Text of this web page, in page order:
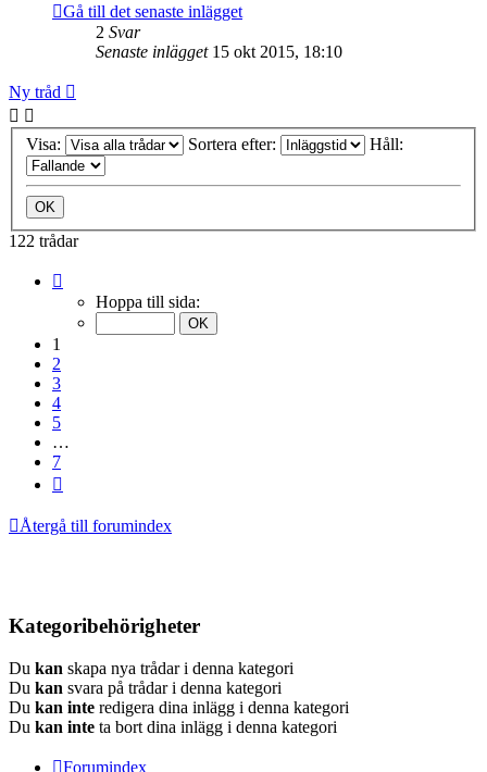
Gå till det senaste inlägget
2 Svar
Senaste inlägget 15 okt 2015, 18:10
Ny tråd
Visa: Sortera efter: Håll:
122 trådar
Hoppa till sida:
1
2
3
4
5
…
7
Återgå till forumindex
Kategoribehörigheter
Du kan skapa nya trådar i denna kategori
Du kan svara på trådar i denna kategori
Du kan inte redigera dina inlägg i denna kategori
Du kan inte ta bort dina inlägg i denna kategori
Forumindex